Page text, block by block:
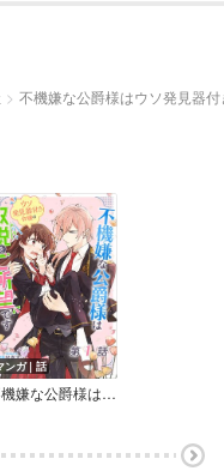
不機嫌な公爵様はウソ発見器
ンガ｜話
不機嫌な公爵様はウソ発見器付き令嬢の取説をご所望です【単話版】